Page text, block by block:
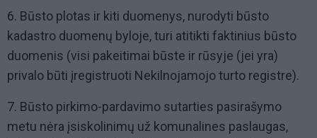
6. Būsto plotas ir kiti duomenys, nurodyti būsto
kadastro duomenų byloje, turi atitikti faktinius būsto
duomenis (visi pakeitimai būste ir rūsyje (jei yra)
privalo būti įregistruoti Nekilnojamojo turto registre).
7. Būsto pirkimo-pardavimo sutarties pasirašymo
metu nėra įsiskolinimų už komunalines paslaugas,